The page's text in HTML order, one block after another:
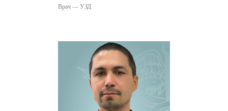
Врач — УЗД